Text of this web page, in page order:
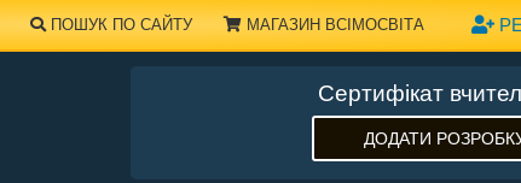
ПОШУК ПО САЙТУ МАГАЗИН ВСІМОСВІТА
Сертифікат
ДОДАТИ